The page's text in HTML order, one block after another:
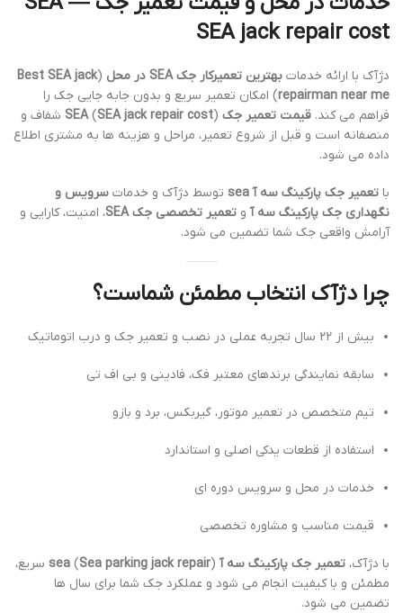
SEA jack repair cost
دژآک با ارائه خدمات بهترین تعمیرکار جک SEA در محل (
Best SEA jack
repairman near me) امکان تعمیر سریع و بدون جابه جایی جک را
فراهم می کند. قیمت تعمیر جک SEA (SEA jack repair cost
) شفاف و
منصفانه است و قبل از شروع تعمیر، مراحل و هزینه ها به مشتری اطلاع
داده می شود.
با تعمیر جک پارکینگ سه آ sea توسط دژآک و خدمات سرویس و
نگهداری جک پارکینگ سه آو تعمیر تخصصی جک SEA
، امنیت، کارایی و
آرامش واقعی جک شما تضمین می شود.
چرا دژآک انتخاب مطمئن شماست؟
بیش از 22 سال تجربه عملی در نصب و تعمیر جک و درب اتوماتیک
سابقه نمایندگی برندهای معتبر فک، فادینی و بی اف تی
تیم متخصص در تعمیر موتور، گیربکس، برد و بازو
استفاده از قطعات یدکی اصلی و استاندارد
خدمات در محل و سرویس دوره ای
قیمت مناسب و مشاوره تخصصی
با دژآک، تعمیر جک پارکینگ سه آ sea (Sea parking jack repair
) سریع،
مطمئن و با کیفیت انجام می شود و عملکرد جک شما برای سال ها
تضمین می شود.